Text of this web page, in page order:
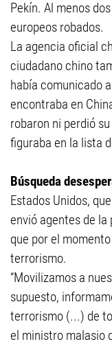
Pekín. Al menos
europeos robados.
La agencia oficial
ciudadano chino
había comunicado
encontraba en
robaron ni perdió
figuraba en la lista
Búsqueda
Estados Unidos,
envió agentes de
que por el
terrorismo.
“Movilizamos a
supuesto,
terrorismo (...) de
el ministro malasio